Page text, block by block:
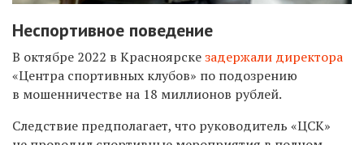
Неспортивное поведение
В октябре 2022 в Красноярскезадержали директора
«Центра спортивных клубов» по подозрению
в мошенничестве на 18 миллионов рублей.
Следствие предполагает, что руководитель «ЦСК»